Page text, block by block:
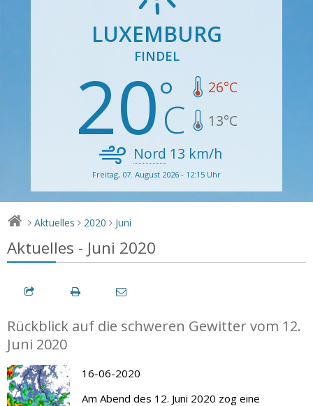
LUXEMBURG
FINDEL
20 26°C
13°C
Nord 13 km/h
Freitag, 07. August 2026 - 12:15 Uhr
> Aktuelles > 2020 > Juni
Aktuelles - Juni 2020
Rückblick auf die schweren Gewitter vom 12.
Juni 2020
16-06-2020
Am Abend des 12. Juni 2020 zog eine